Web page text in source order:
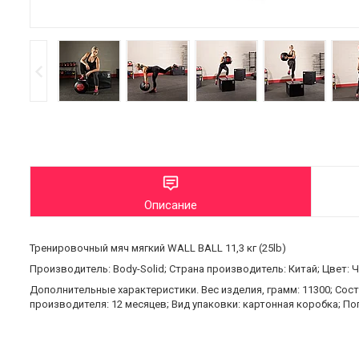
Описание
Тренировочный мяч мягкий WALL BALL 11,3 кг (25lb)
Производитель: Body-Solid; Страна производитель: Китай; Цвет:
Дополнительные характеристики. Вес изделия, грамм: 11300;
производителя: 12 месяцев; Вид упаковки: картонная коробка;